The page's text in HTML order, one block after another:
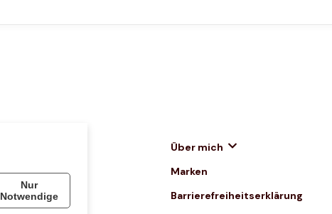
Kontakt
Über mich
Marken
Barrierefreiheitserklärung
Nur
Notwendige